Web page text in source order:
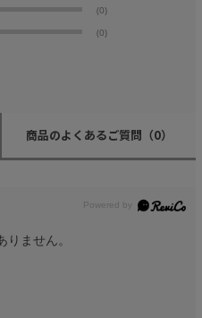
(0)
(0)
商品のよくあるご質問 （0）
りません。